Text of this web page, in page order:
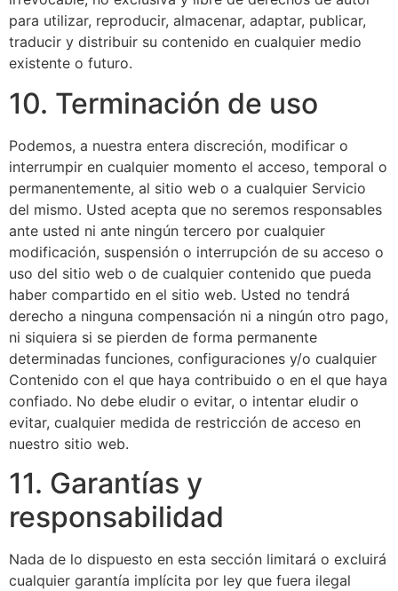
para utilizar, reproducir, almacenar, adaptar, publicar,
traducir y distribuir su contenido en cualquier medio
existente o futuro.
10. Terminación de uso
Podemos, a nuestra entera discreción, modificar o
interrumpir en cualquier momento el acceso, temporal o
permanentemente, al sitio web o a cualquier Servicio
del mismo. Usted acepta que no seremos responsables
ante usted ni ante ningún tercero por cualquier
modificación, suspensión o interrupción de su acceso o
uso del sitio web o de cualquier contenido que pueda
haber compartido en el sitio web. Usted no tendrá
derecho a ninguna compensación ni a ningún otro pago,
ni siquiera si se pierden de forma permanente
determinadas funciones, configuraciones y/o cualquier
Contenido con el que haya contribuido o en el que haya
confiado. No debe eludir o evitar, o intentar eludir o
evitar, cualquier medida de restricción de acceso en
nuestro sitio web.
11. Garantías y
responsabilidad
Nada de lo dispuesto en esta sección limitará o excluirá
cualquier garantía implícita por ley que fuera ilegal